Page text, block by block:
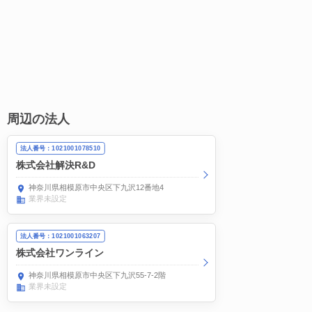
周辺の法人
法人番号：1021001078510
株式会社解決R&D
神奈川県相模原市中央区下九沢12番地4
業界未設定
法人番号：1021001063207
株式会社ワンライン
神奈川県相模原市中央区下九沢55-7-2階
業界未設定